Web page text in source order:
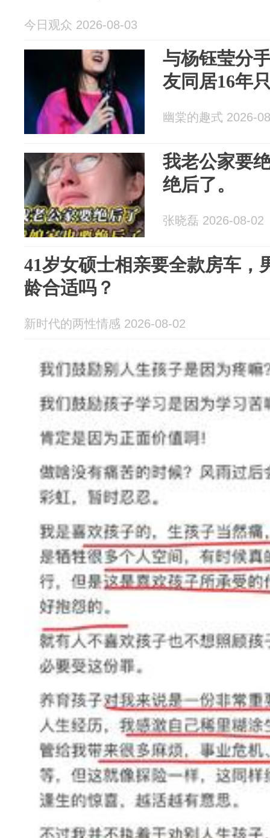
今日观众 2026-08-03
与杨钰莹分
友同居16年
幽棠的趣式 2026-
我老公家要
绝后了。
张晓磊 2026-08-02
41岁女硕士相亲要全款房车，
龄合适吗？
新时代的两性情感 2026-08-02